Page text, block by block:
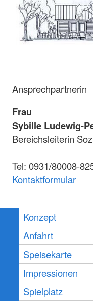
Ansprechpartnerin
Frau
Sybille Ludewig-
Bereichsleiterin
Tel: 0931/80008-
Kontaktformular
Konzept
Anfahrt
Speisekarte
Impressionen
Spielplatz